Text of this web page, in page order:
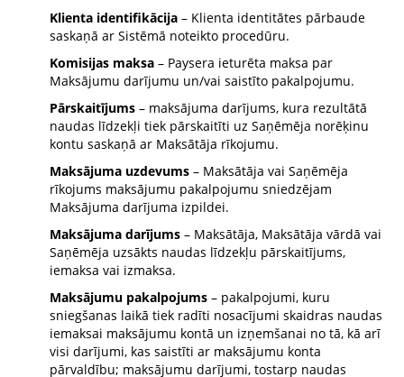
Klienta identifikācija – Klienta identitātes pārbaude
saskaņā ar Sistēmā noteikto procedūru.
Komisijas maksa – Paysera ieturēta maksa par
Maksājumu darījumu un/vai saistīto pakalpojumu.
Pārskaitījums – maksājuma darījums, kura rezultātā
naudas līdzekļi tiek pārskaitīti uz Saņēmēja norēķinu
kontu saskaņā ar Maksātāja rīkojumu.
Maksājuma uzdevums – Maksātāja vai Saņēmēja
rīkojums maksājumu pakalpojumu sniedzējam
Maksājuma darījuma izpildei.
Maksājuma darījums – Maksātāja, Maksātāja vārdā vai
Saņēmēja uzsākts naudas līdzekļu pārskaitījums,
iemaksa vai izmaksa.
Maksājumu pakalpojums – pakalpojumi, kuru
sniegšanas laikā tiek radīti nosacījumi skaidras naudas
iemaksai maksājumu kontā un izņemšanai no tā, kā arī
visi darījumi, kas saistīti ar maksājumu konta
pārvaldību; maksājumu darījumi, tostarp naudas